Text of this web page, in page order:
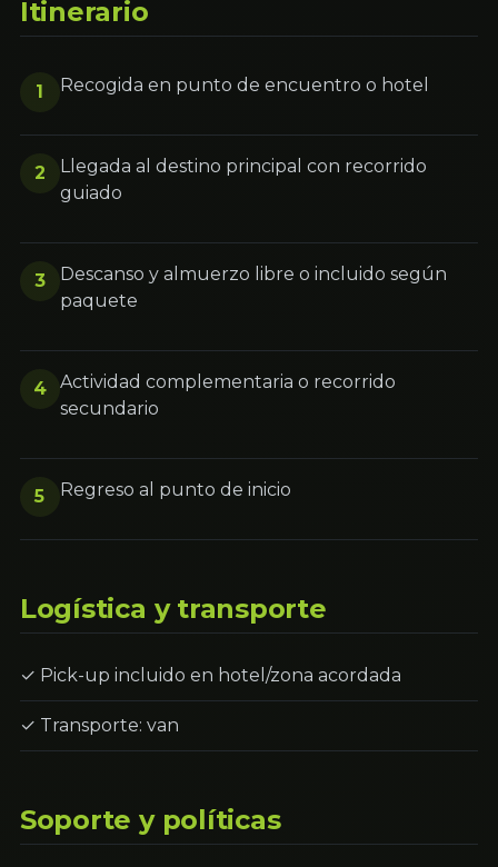
Itinerario
1 Recogida en punto de encuentro o hotel
2
Llegada al destino principal con recorrido
guiado
3
Descanso y almuerzo libre o incluido según
paquete
4
Actividad complementaria o recorrido
secundario
5 Regreso al punto de inicio
Logística y transporte
✓ Pick-up incluido en hotel/zona acordada
✓ Transporte: van
Soporte y políticas